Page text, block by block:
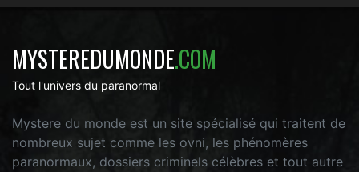
MYSTEREDUMONDE.COM
Tout l'univers du paranormal
Mystere du monde est un site spécialisé qui traitent de
nombreux sujet comme les ovni, les phénomères
paranormaux, dossiers criminels célèbres et tout autre